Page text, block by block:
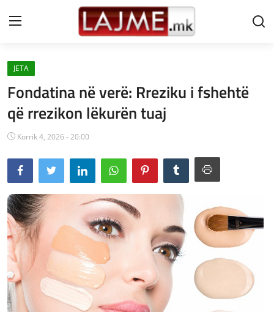
Shtëpi
LAJME MAQEDONI
SHQIPERI
KOSOVA
LAJME NGA BOTA
SHOWBIZ
SPORT
SHENDETI
JETA
JETA
Fondatina në verë: Rreziku i fshehtë
që rrezikon lëkurën tuaj
Korrik 4, 2026 - 20:00